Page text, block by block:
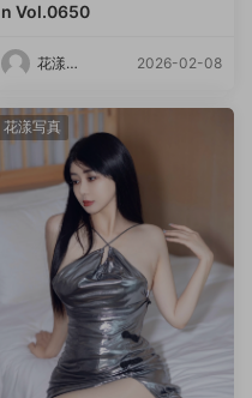
n Vol.0650
花漾
2026-02-08
花漾写真